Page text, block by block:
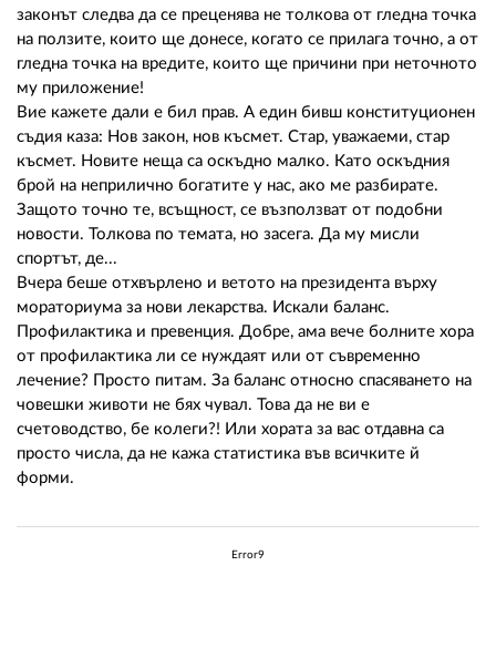
законът следва да се преценява не толкова от гледна точка
на ползите, които ще донесе, когато се прилага точно, а от
гледна точка на вредите, които ще причини при неточното
му приложение!
Вие кажете дали е бил прав. А един бивш конституционен
съдия каза: Нов закон, нов късмет. Стар, уважаеми, стар
късмет. Новите неща са оскъдно малко. Като оскъдния
брой на неприлично богатите у нас, ако ме разбирате.
Защото точно те, всъщност, се възползват от подобни
новости. Толкова по темата, но засега. Да му мисли
спортът, де...
Вчера беше отхвърлено и ветото на президента върху
мораториума за нови лекарства. Искали баланс.
Профилактика и превенция. Добре, ама вече болните хора
от профилактика ли се нуждаят или от съвременно
лечение? Просто питам. За баланс относно спасяването на
човешки животи не бях чувал. Това да не ви е
счетоводство, бе колеги?! Или хората за вас отдавна са
просто числа, да не кажа статистика във всичките й
форми.
Error9